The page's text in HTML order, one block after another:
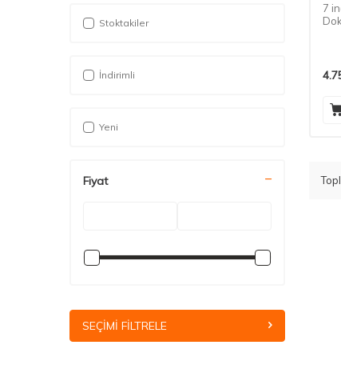
Stoktakiler
İndirimli
Yeni
Fiyat
SEÇIMI FILTRELE
7